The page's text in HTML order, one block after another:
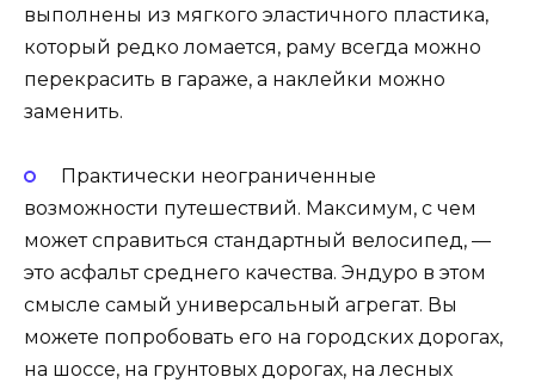
выполнены из мягкого эластичного пластика,
который редко ломается, раму всегда можно
перекрасить в гараже, а наклейки можно
заменить.
Практически неограниченные
возможности путешествий. Максимум, с чем
может справиться стандартный велосипед, —
это асфальт среднего качества. Эндуро в этом
смысле самый универсальный агрегат. Вы
можете попробовать его на городских дорогах,
на шоссе, на грунтовых дорогах, на лесных